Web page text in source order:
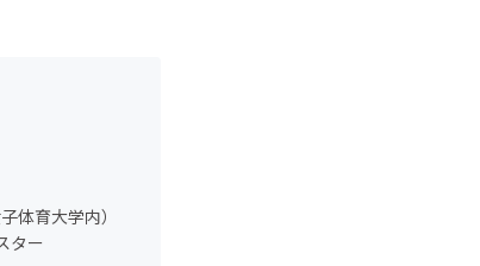
体育大学内）
ター